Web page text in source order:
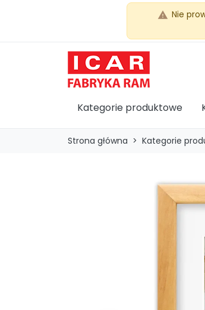
warning Nie
Kategorie produktowe
Strona główna Kategorie